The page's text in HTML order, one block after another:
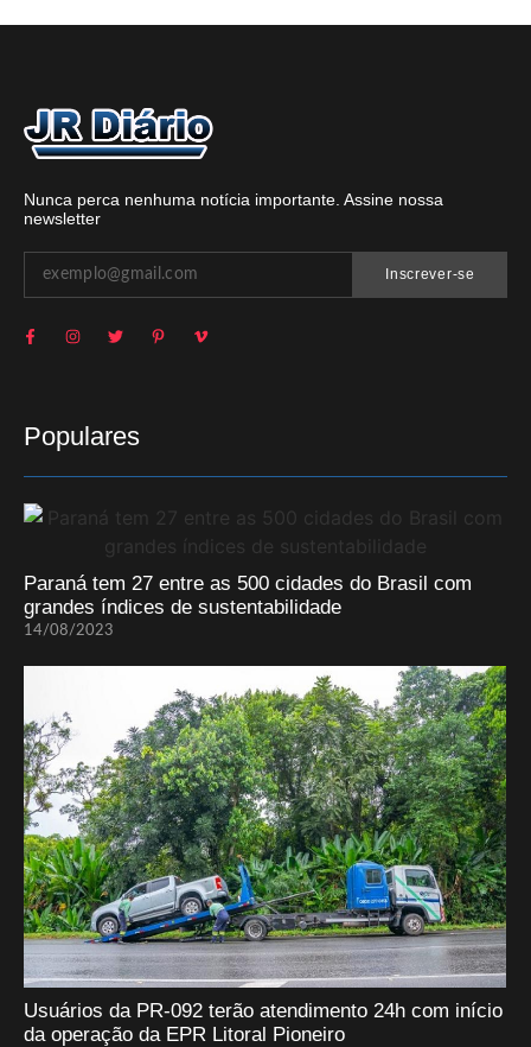
Nunca perca nenhuma notícia importante. Assine nossa
newsletter
Inscrever-se
Populares
Paraná tem 27 entre as 500 cidades do Brasil com
grandes índices de sustentabilidade
14/08/2023
Usuários da PR-092 terão atendimento 24h com início
da operação da EPR Litoral Pioneiro